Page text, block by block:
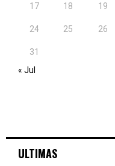
17 18 19
24 25 26
31
« Jul
ULTIMAS